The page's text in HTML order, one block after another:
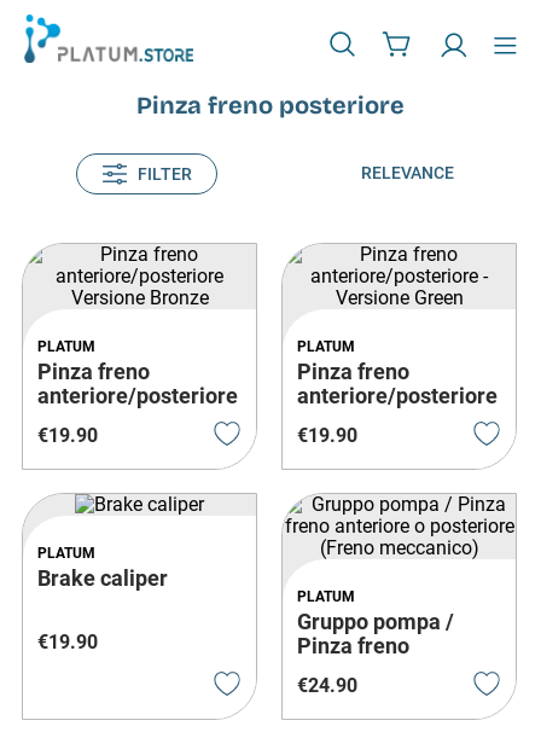
Pinza freno posteriore
FILTER RELEVANCE
PLATUM
Pinza freno
anteriore/posteriore
€19.90
PLATUM
Pinza freno
anteriore/posteriore
€19.90
PLATUM
Brake caliper
€19.90
PLATUM
Gruppo pompa /
Pinza freno
posteriore (Freno
meccanico)
€24.90